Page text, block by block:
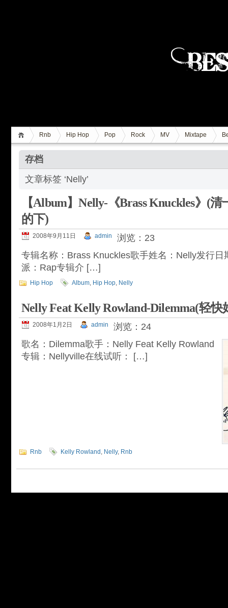
Rnb Hip Hop Pop Rock MV Mixtape
存档
文章标签 ‘Nelly’
【Album】Nelly-《Brass Knuckles》(
的下)
2008年9月11日 admin
浏览：23
专辑名称：Brass Knuckles歌手姓名：Nelly发行日
派：Rap专辑介 […]
Hip Hop Album, Hip Hop, Nelly
Nelly Feat Kelly Rowland-Dilemma(轻
2008年1月2日 admin
浏览：24
歌名：Dilemma歌手：Nelly Feat Kelly Rowland
专辑：Nellyville在线试听： […]
Rnb Kelly Rowland , Nelly, Rnb